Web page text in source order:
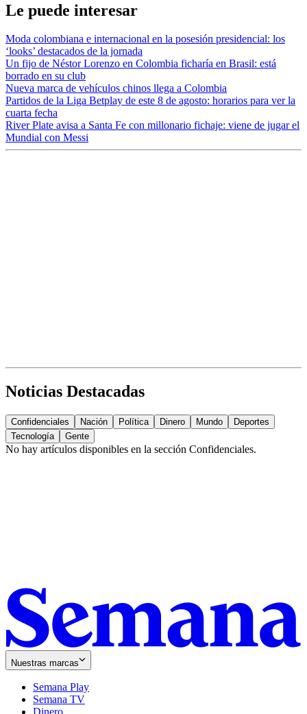
Le puede interesar
Moda colombiana e internacional en la posesión presidencial: los
‘looks’ destacados de la jornada
Un fijo de Néstor Lorenzo en Colombia ficharía en Brasil: está
borrado en su club
Nueva marca de vehículos chinos llega a Colombia
Partidos de la Liga Betplay de este 8 de agosto: horarios para ver la
cuarta fecha
River Plate avisa a Santa Fe con millonario fichaje: viene de jugar el
Mundial con Messi
Noticias Destacadas
Confidenciales Nación Política Dinero Mundo
Deportes
Tecnología
Gente
No hay artículos disponibles en la sección Confidenciales.
Nuestras marcas
Semana Play
Semana TV
Dinero